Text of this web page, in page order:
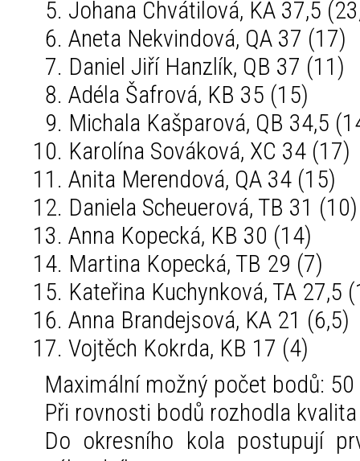
Johana Chvátilová, KA 37,5
Aneta Nekvindová, QA 37 (17)
Daniel Jiří Hanzlík, QB 37 (11)
Adéla Šafrová, KB 35 (15)
Michala Kašparová, QB 34,5
Karolína Sováková, XC 34 (17)
Anita Merendová, QA 34 (15)
Daniela Scheuerová, TB 31 (10)
Anna Kopecká, KB 30 (14)
Martina Kopecká, TB 29 (7)
Kateřina Kuchynková, TA 27,5
Anna Brandejsová, KA 21 (6,5)
Vojtěch Kokrda, KB 17 (4)
Maximální možný počet bodů:
Při rovnosti bodů rozhodla
Do okresního kola postupují